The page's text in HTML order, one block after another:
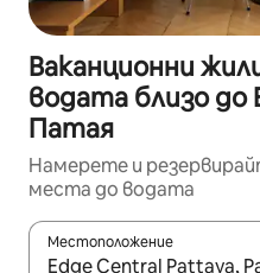
Ваканционни
водата близо
Патая
Намерете и
места до водата
Местоположение
Когато резултатите се